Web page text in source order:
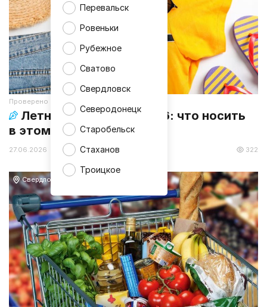
Перевальск
Ровеньки
Рубежное
Сватово
Свердловск
Северодонецк
Старобельск
Стаханов
Троицкое
Проверено
Летний гардероб – 2026: что носить
в этом сезоне
27.06.2026 13:20 322
Свердловск